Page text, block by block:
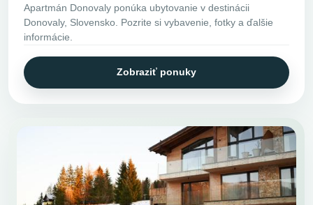
Apartmán Donovaly ponúka ubytovanie v destinácii
Donovaly, Slovensko. Pozrite si vybavenie, fotky a ďalšie
informácie.
Zobraziť ponuky